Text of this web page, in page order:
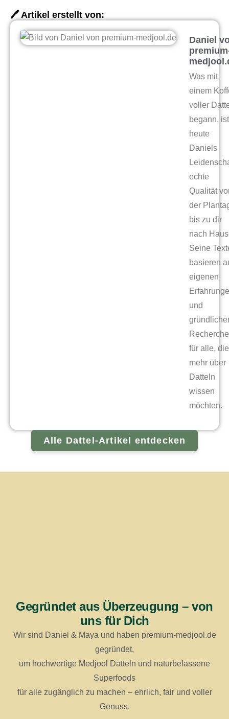
🖊️ Artikel erstellt von:
Daniel
Was mit
einem
voller
begann, ist
heute
Daniels
echte
Qualität
der
bis zu dir
nach
Seine
basieren
eigenen
und
für alle, die
mehr über
Datteln
wissen
möchten.
Alle Dattel-Artikel entdecken
Gegründet aus Überzeugung – von
uns für Dich
Wir sind Daniel & Maya und haben premium-medjool.de
gegründet,
um hochwertige Medjool Datteln und naturbelassene
Superfoods
für alle zugänglich zu machen – ehrlich, fair und voller
Genuss.